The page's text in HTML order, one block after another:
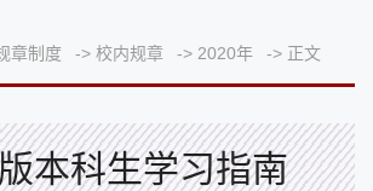
章制度 -> 校内规章 -> 2020年 -> 正文
本科生学习指南